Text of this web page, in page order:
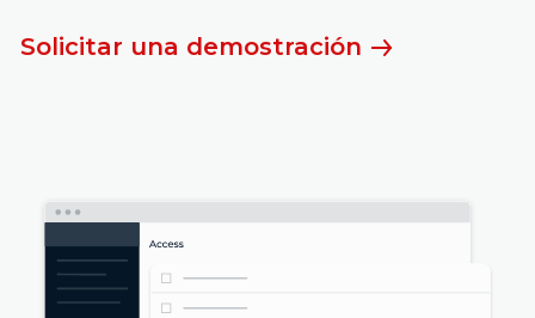
Solicitar una demostración